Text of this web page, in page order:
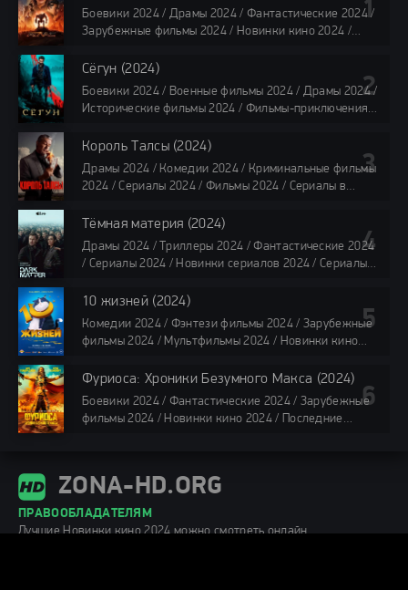
Боевики 2024 / Драмы 2024 / Фантастические 2024 /
Зарубежные фильмы 2024 / Новинки кино 2024 /
Фильмы 4K / Фильмы 2024 / Популярные фильмы /
Смотреть фильмы онлайн
118 мин.
Сёгун (2024)
Боевики 2024 / Военные фильмы 2024 / Драмы 2024 /
Исторические фильмы 2024 / Фильмы-приключения
Сериалы 4K / Фильмы 2024 / Сериалы в озвучке
TVShows / Сериалы в озвучке LostFilm / Сериалы в
озвучке HDrezka Studio / Смотреть фильмы онлайн
все серии по 45 минут
Король Талсы (2024)
Драмы 2024 / Комедии 2024 / Криминальные фильмы
2024 / Сериалы 2024 / Фильмы 2024 / Сериалы в
Сериалы в озвучке HDrezka Studio / Смотреть фильмы
онлайн
40 мин
Тёмная материя (2024)
Драмы 2024 / Триллеры 2024 / Фантастические 2024
/ Сериалы 2024 / Новинки сериалов 2024 / Сериалы
Сериалы в озвучке LostFilm / Сериалы в озвучке
HDrezka Studio / Смотреть фильмы онлайн
все серии по 45 мин.
10 жизней (2024)
Комедии 2024 / Фэнтези фильмы 2024 / Зарубежные
фильмы 2024 / Мультфильмы 2024 / Новинки кино
/ Фильмы 2024 / Популярные фильмы / Смотреть
фильмы онлайн
88 мин.
Фуриоса: Хроники Безумного Макса (2024)
Боевики 2024 / Фантастические 2024 / Зарубежные
фильмы 2024 / Новинки кино 2024 / Последние
148 мин.
ZONA-HD.ORG
Лучшие Новинки кино 2024 можно смотреть онлайн
ПРАВООБЛАДАТЕЛЯМ